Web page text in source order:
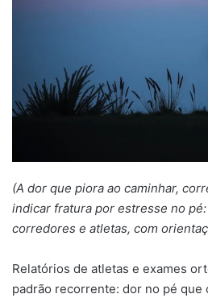
(A dor que piora ao caminhar,
indicar fratura por estresse no
corredores e atletas, com
Relatórios de atletas e exames
padrão recorrente: dor no pé que